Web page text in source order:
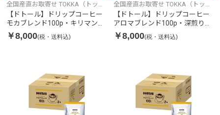
全国産直お取寄せ TOKKA（トッ
カ）
【ドトール】ドリップコーヒー
モカブレンド100p・キリマンジ
ャロブレンド100p
￥8,000(税・送料込)
全国産直お取寄せ TOKKA（トッ
カ）
【ドトール】ドリップコーヒー
アロマブレンド100p・深煎りブ
レンド100p
￥8,000(税・送料込)